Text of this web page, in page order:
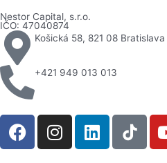
Nestor Capital, s.r.o.
IČO: 47040874
Košická 58, 821 08 Bratislava​
+421 949 013 013
F
a
I
n
L
i